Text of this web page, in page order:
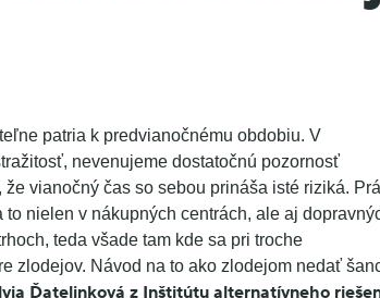
patria k predvianočnému obdobiu. V
nevenujeme dostatočnú pozornosť
vianočný čas so sebou prináša isté riziká.
nielen v nákupných centrách, ale aj
teda všade tam kde sa pri troche
zlodejov. Návod na to ako zlodejom nedať
Ďatelinková z Inštitútu alternatívneho